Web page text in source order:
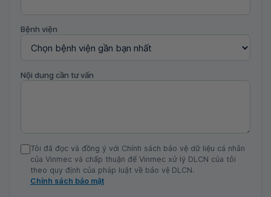
Bệnh viện
Nội dung cần tư vấn
Tôi đã đọc và đồng ý với Chính sách bảo vệ dữ liệu cá nhân
của Vinmec và chấp thuận để Vinmec xử lý DLCN của tôi
theo quy định của pháp luật về bảo vệ DLCN.
Chính sách bảo mật